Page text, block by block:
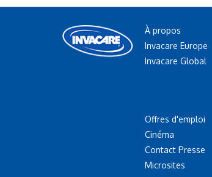
À propos
Invacare Europe
Invacare Global
Offres d'emploi
Cinéma
Contact Presse
Microsites